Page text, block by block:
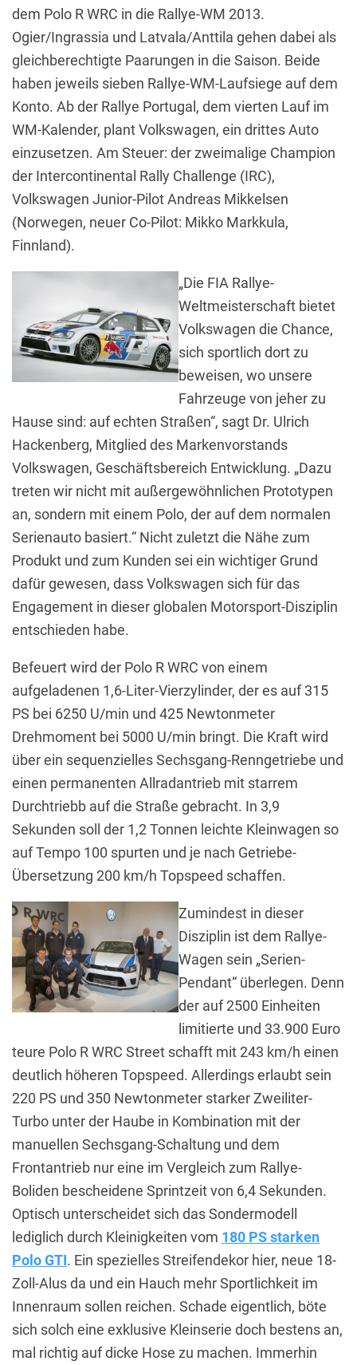
dem Polo R WRC in die Rallye-WM 2013.
Ogier/Ingrassia und Latvala/Anttila gehen dabei als
gleichberechtigte Paarungen in die Saison. Beide
haben jeweils sieben Rallye-WM-Laufsiege auf dem
Konto. Ab der Rallye Portugal, dem vierten Lauf im
WM-Kalender, plant Volkswagen, ein drittes Auto
einzusetzen. Am Steuer: der zweimalige Champion
der Intercontinental Rally Challenge (IRC),
Volkswagen Junior-Pilot Andreas Mikkelsen
(Norwegen, neuer Co-Pilot: Mikko Markkula,
Finnland).
„Die FIA Rallye-
Weltmeisterschaft bietet
Volkswagen die Chance,
sich sportlich dort zu
beweisen, wo unsere
Fahrzeuge von jeher zu
Hause sind: auf echten Straßen“, sagt Dr. Ulrich
Hackenberg, Mitglied des Markenvorstands
Volkswagen, Geschäftsbereich Entwicklung. „Dazu
treten wir nicht mit außergewöhnlichen Prototypen
an, sondern mit einem Polo, der auf dem normalen
Serienauto basiert.“ Nicht zuletzt die Nähe zum
Produkt und zum Kunden sei ein wichtiger Grund
dafür gewesen, dass Volkswagen sich für das
Engagement in dieser globalen Motorsport-Disziplin
entschieden habe.
Befeuert wird der Polo R WRC von einem
aufgeladenen 1,6-Liter-Vierzylinder, der es auf 315
PS bei 6250 U/min und 425 Newtonmeter
Drehmoment bei 5000 U/min bringt. Die Kraft wird
über ein sequenzielles Sechsgang-Renngetriebe und
einen permanenten Allradantrieb mit starrem
Durchtriebb auf die Straße gebracht. In 3,9
Sekunden soll der 1,2 Tonnen leichte Kleinwagen so
auf Tempo 100 spurten und je nach Getriebe-
Übersetzung 200 km/h Topspeed schaffen.
Zumindest in dieser
Disziplin ist dem Rallye-
Wagen sein „Serien-
Pendant“ überlegen. Denn
der auf 2500 Einheiten
limitierte und 33.900 Euro
teure Polo R WRC Street schafft mit 243 km/h einen
deutlich höheren Topspeed. Allerdings erlaubt sein
220 PS und 350 Newtonmeter starker Zweiliter-
Turbo unter der Haube in Kombination mit der
manuellen Sechsgang-Schaltung und dem
Frontantrieb nur eine im Vergleich zum Rallye-
Boliden bescheidene Sprintzeit von 6,4 Sekunden.
Optisch unterscheidet sich das Sondermodell
lediglich durch Kleinigkeiten vom 180 PS starken
Polo GTI. Ein spezielles Streifendekor hier, neue 18-
Zoll-Alus da und ein Hauch mehr Sportlichkeit im
Innenraum sollen reichen. Schade eigentlich, böte
sich solch eine exklusive Kleinserie doch bestens an,
mal richtig auf dicke Hose zu machen. Immerhin